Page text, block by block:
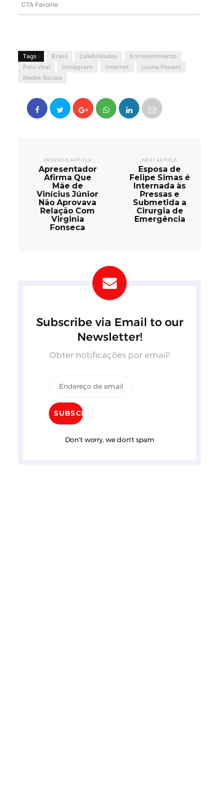
Tags : Brasil Celebridades
Entretenimento
Foto Viral
Instagram Internet
Luana Piovani
Redes Sociais
PREVIOUS ARTICLE
Apresentador
Afirma Que
Mãe de
Vinícius Júnior
Não Aprovava
Relação Com
Virginia
Fonseca
NEXT ARTICLE
Esposa de
Felipe Simas é
Internada às
Pressas e
Submetida a
Cirurgia de
Emergência
Subscribe via Email to our
Newsletter!
Obter notificações por email!
Don't worry, we don't spam